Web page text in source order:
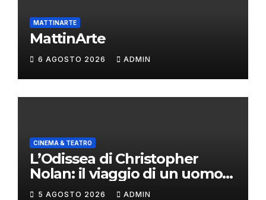
MATTINARTE
MattinArte
6 AGOSTO 2026 ADMIN
CINEMA & TEATRO
L’Odissea di Christopher
Nolan: il viaggio di un uomo
oltre il mito
5 AGOSTO 2026 ADMIN